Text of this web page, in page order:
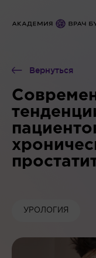
Вернуться
УРОЛОГИЯ